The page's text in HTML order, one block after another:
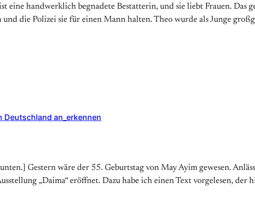
eine handwerklich begnadete Bestatterin, und sie liebt Frauen. Das
die Polizei sie für einen Mann halten. Theo wurde als Junge
Deutschland an_erkennen
Gestern wäre der 55. Geburtstag von May Ayim gewesen.
„Daima“ eröffnet. Dazu habe ich einen Text vorgelesen,